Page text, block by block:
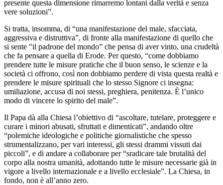
presente questa dimensione rimarremo lontani dalla verità e senza
vere soluzioni”.
Si tratta, insomma, di “una manifestazione del male, sfacciata,
aggressiva e distruttiva”, di fronte alla manifestazione di quello che
si sente "il padrone del mondo” che pensa di aver vinto, una crudeltà
che fa pensare a quella di Erode. Per questo, “come dobbiamo
prendere tutte le misure pratiche che il buon senso, le scienze e la
società ci offrono, così non dobbiamo perdere di vista questa realtà e
prendere le misure spirituali che lo stesso Signore ci insegna:
umiliazione, accusa di noi stessi, preghiera, penitenza. È l’unico
modo di vincere lo spirito del male”.
Il Papa dà alla Chiesa l’obiettivo di “ascoltare, tutelare, proteggere e
curare i minori abusati, sfruttati e dimenticati”, andando oltre
“polemiche ideologiche e politiche giornalistiche che spesso
strumentalizzano, per vari interessi, gli stessi drammi vissuti dai
piccoli”, e di andare a collaborare per “sradicare tale brutalità del
corpo alla nostra umanità, adottando tutte le misure necessarie già in
vigore a livello internazionale e a livello ecclesiale”. La Chiesa, in
fondo, non è all’anno zero.